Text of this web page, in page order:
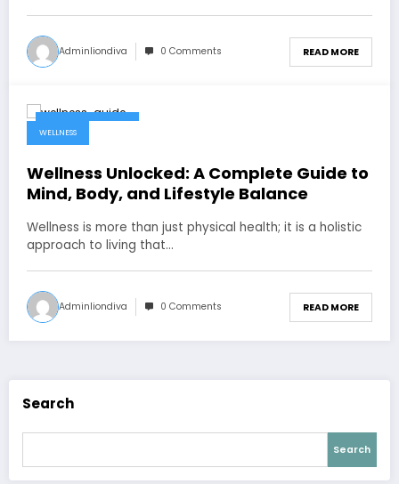
Adminliondiva 0 Comments READ MORE
WELLNESS
Wellness Unlocked: A Complete Guide to
Mind, Body, and Lifestyle Balance
Wellness is more than just physical health; it is a holistic
approach to living that…
Adminliondiva 0 Comments READ MORE
Search
Search